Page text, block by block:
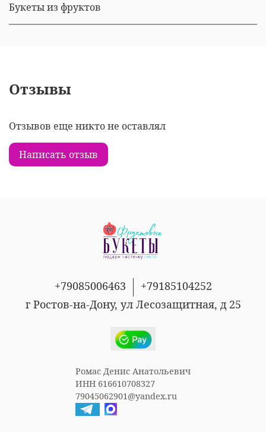
Букеты из фруктов
Отзывы
Отзывов еще никто не оставлял
Написать отзыв
+79085006463
+79185104252
г Ростов-на-Дону, ул Лесозащитная, д 25
Ромас Денис Анатольевич
ИНН 616610708327
79045062901@yandex.ru